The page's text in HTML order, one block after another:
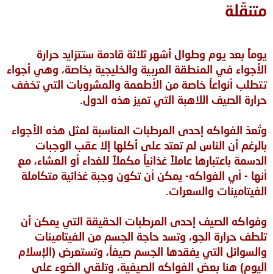
متنقّلة
يوماً بعد يوم وطوال أشهر ثلاثة قادمة ستتزايد حرارة
الأجواء في المنطقة العربية والخليجية بخاصة، وهي أجواء
تتطلب أنواعاً خاصة من الأطعمة والمشروبات التي تخفف
حرارة الصيف اللاهبة التي تميز هذه الدول.
وتُعدّ الفواكه إحدى المرطبات المناسبة لمثل هذه الأجواء
بالرغم أن الناس لم تعتد على أكلها إلا عقب الوجبات
الدسمة باعتبارها عاملاً غذائياً مكملاً للغداء أو العشاء، مع
أنها - أي الفواكه- يمكن أن تكون وجبة غذائية متكاملة
الفيتامينات والسعرات.
وفواكه الصيف إحدى المرطبات الحقيقة التي يمكن أن
تلطف حرارة الجو، وتسد حاجة الجسم من الفيتامينات
والسوائل التي يفقدها الجسم صيفاً، وتستعرض (الإسلام
اليوم) هنا بعض الفواكه الصيفية، وتلقي الضوء على